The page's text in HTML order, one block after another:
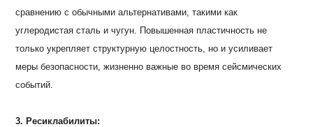
сравнению с обычными альтернативами, такими как
углеродистая сталь и чугун. Повышенная пластичность не
только укрепляет структурную целостность, но и усиливает
меры безопасности, жизненно важные во время сейсмических
событий.
3. Ресиклабилиты: